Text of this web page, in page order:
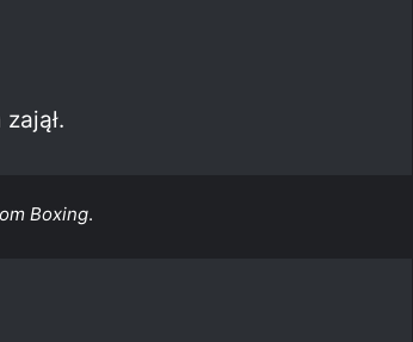
Boxing.